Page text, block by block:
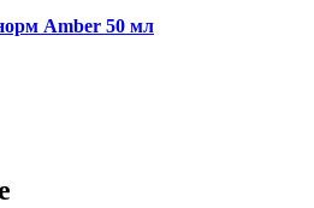
Amber 50 мл